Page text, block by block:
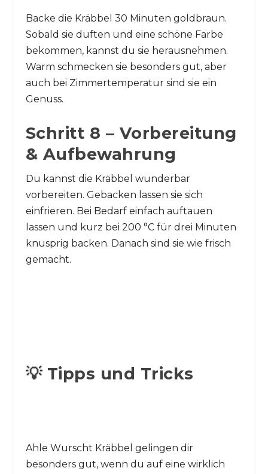
Backe die Kräbbel 30 Minuten goldbraun.
Sobald sie duften und eine schöne Farbe
bekommen, kannst du sie herausnehmen.
Warm schmecken sie besonders gut, aber
auch bei Zimmertemperatur sind sie ein
Genuss.
Schritt 8 – Vorbereitung
& Aufbewahrung
Du kannst die Kräbbel wunderbar
vorbereiten. Gebacken lassen sie sich
einfrieren. Bei Bedarf einfach auftauen
lassen und kurz bei 200 °C für drei Minuten
knusprig backen. Danach sind sie wie frisch
gemacht.
💡 Tipps und Tricks
Ahle Wurscht Kräbbel gelingen dir
besonders gut, wenn du auf eine wirklich